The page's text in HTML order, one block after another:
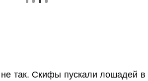
так. Скифы пускали лошадей в